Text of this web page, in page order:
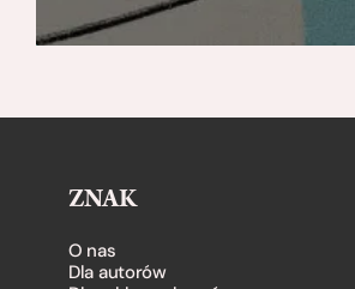
ZNAK
O nas
Dla autorów